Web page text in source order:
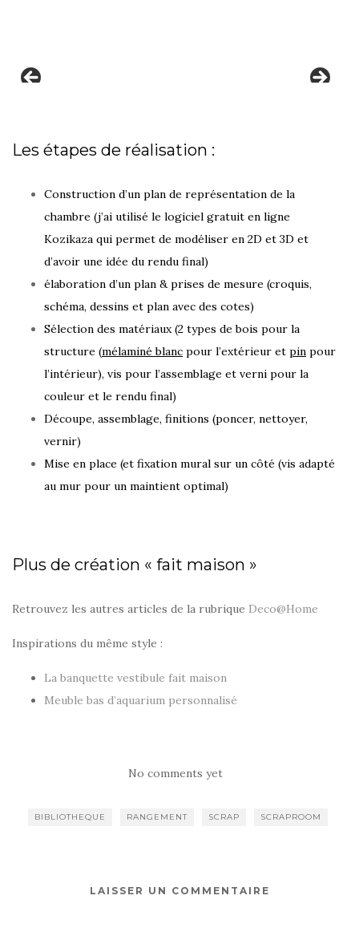
Les étapes de réalisation :
Construction d’un plan de représentation de la
chambre (j’ai utilisé le logiciel gratuit en ligne
Kozikaza qui permet de modéliser en 2D et 3D et
d’avoir une idée du rendu final)
élaboration d’un plan & prises de mesure (croquis,
schéma, dessins et plan avec des cotes)
Sélection des matériaux (2 types de bois pour la
structure (mélaminé blanc pour l’extérieur et pin pour
l’intérieur), vis pour l’assemblage et verni pour la
couleur et le rendu final)
Découpe, assemblage, finitions (poncer, nettoyer,
vernir)
Mise en place (et fixation mural sur un côté (vis adapté
au mur pour un maintient optimal)
Plus de création « fait maison »
Retrouvez les autres articles de la rubrique Deco@Home
Inspirations du même style :
La banquette vestibule fait maison
Meuble bas d’aquarium personnalisé
No comments yet
BIBLIOTHEQUE RANGEMENT SCRAP SCRAPROOM
LAISSER UN COMMENTAIRE